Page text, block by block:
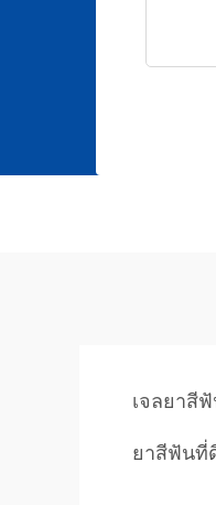
เจลยาสี
ยาสีฟันที่